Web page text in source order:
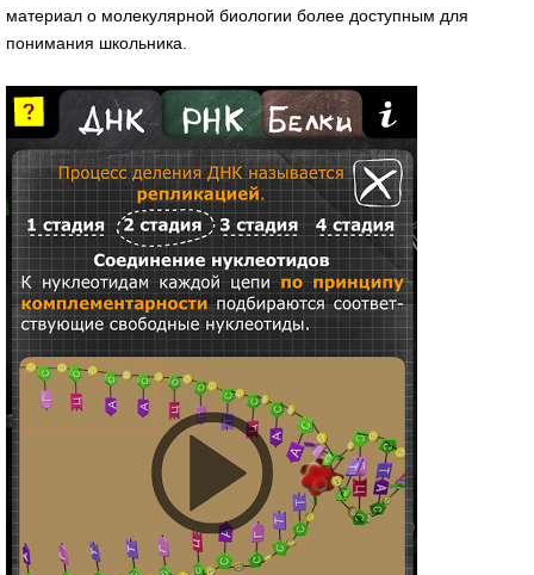
материал о молекулярной биологии более доступным для
понимания школьника.